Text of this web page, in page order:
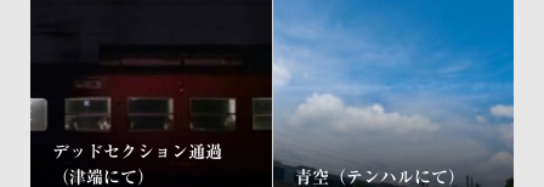
デッドセクション通過
（津端にて）
青空（テンハルにて）